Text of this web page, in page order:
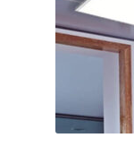
► ZAHLARTEN
►